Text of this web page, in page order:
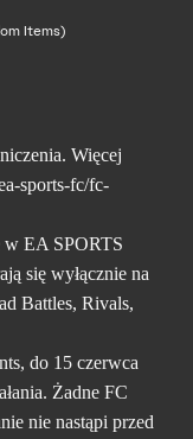
Items)
Więcej
sports-fc/fc-
w EA SPORTS
się wyłącznie na
Battles, Rivals,
do 15 czerwca
Żadne FC
nie nastąpi przed